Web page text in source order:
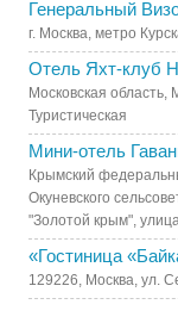
Генеральный
г. Москва, метро
Отель Яхт-клуб
Московская
Туристическая
Мини-отель
Крымский
Окуневского
"Золотой крым",
«Гостиница
129226, Москва, ул.